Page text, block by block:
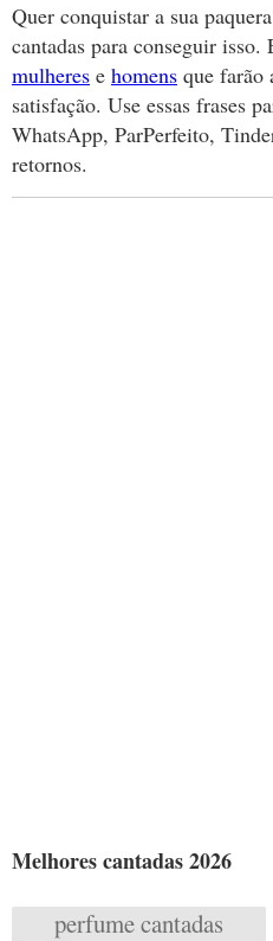
Quer conquistar a sua
cantadas para conseguir
mulheres e homens que farão
satisfação. Use essas frases
WhatsApp, ParPerfeito,
retornos.
Melhores cantadas 2026
perfume cantadas